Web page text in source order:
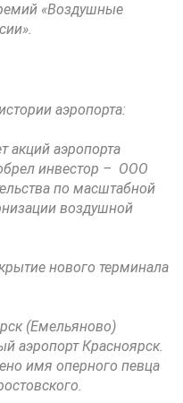
«Воздушные
аэропорта:
акций аэропорта
инвестор – ООО
по масштабной
воздушной
нового терминала
(Емельяново)
аэропорт Красноярск.
имя оперного певца